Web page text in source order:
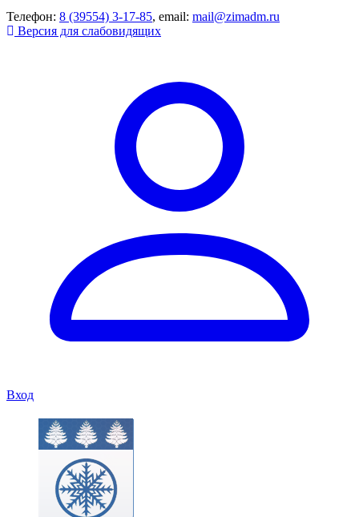
Телефон: 8 (39554) 3-17-85, email: mail@zimadm.ru
Версия для слабовидящих
Вход